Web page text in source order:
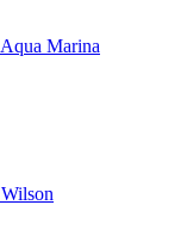
Aqua Marina
Wilson